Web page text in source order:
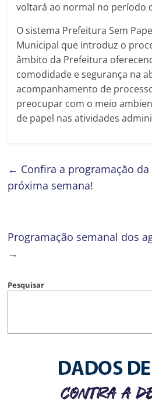
voltará ao normal no período
O sistema Prefeitura Sem
Municipal que introduz o
âmbito da Prefeitura
comodidade e segurança na
acompanhamento de
preocupar com o meio
de papel nas atividades
← Confira a programação
próxima semana!
Programação semanal dos
→
Pesquisar